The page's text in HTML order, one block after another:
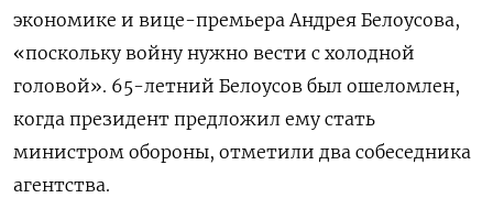
экономике и вице-премьера Андрея Белоусова,
«поскольку войну нужно вести с холодной
головой». 65-летний Белоусов был ошеломлен,
когда президент предложил ему стать
министром обороны, отметили два собеседника
агентства.